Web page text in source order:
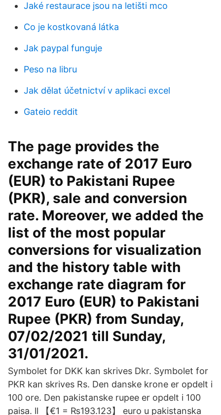
Jaké restaurace jsou na letišti mco
Co je kostkovaná látka
Jak paypal funguje
Peso na libru
Jak dělat účetnictví v aplikaci excel
Gateio reddit
The page provides the
exchange rate of 2017 Euro
(EUR) to Pakistani Rupee
(PKR), sale and conversion
rate. Moreover, we added the
list of the most popular
conversions for visualization
and the history table with
exchange rate diagram for
2017 Euro (EUR) to Pakistani
Rupee (PKR) from Sunday,
07/02/2021 till Sunday,
31/01/2021.
Symbolet for DKK kan skrives Dkr. Symbolet for
PKR kan skrives Rs. Den danske krone er opdelt i
100 ore. Den pakistanske rupee er opdelt i 100
paisa. ll 【€1 = ₨193.123】 euro u pakistanska